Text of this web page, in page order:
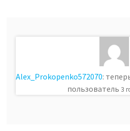
Alex_Prokopenko572070:
пользователь3